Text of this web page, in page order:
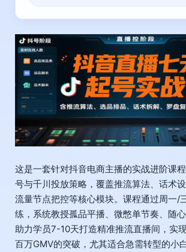
这是一套针对抖音电商主播的实战进阶课
号与千川投放策略，覆盖推流算法、话术设
流量节点把控等核心模块。课程通过周一/
练，系统教授孤品平播、微憋单节奏、随
助力学员7-10天打造精准推流直播间，实
百万GMV的突破，尤其适合急需转型的小